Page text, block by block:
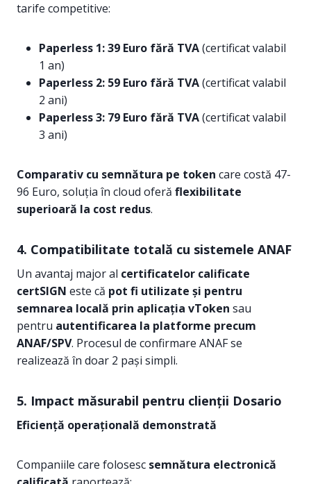
tarife competitive:
Paperless 1: 39 Euro fără TVA(certificat valabil
1 an)
Paperless 2: 59 Euro fără TVA(certificat valabil
2 ani)
Paperless 3: 79 Euro fără TVA(certificat valabil
3 ani)
Comparativ cu semnătura pe token care costă 47-
96 Euro, soluția în cloud oferă flexibilitate
superioară la cost redus.
4. Compatibilitate totală cu sistemele ANAF
Un avantaj major al certificatelor calificate
certSIGN este că pot fi utilizate și pentru
semnarea locală prin aplicația vToken sau
pentru autentificarea la platforme precum
ANAF/SPV. Procesul de confirmare ANAF se
realizează în doar 2 pași simpli.
5. Impact măsurabil pentru clienții Dosario
Eficiență operațională demonstrată
Companiile care folosesc semnătura electronică